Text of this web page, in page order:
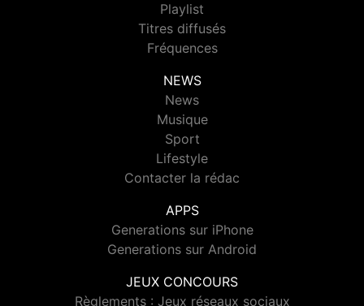
Playlist
Titres diffusés
Fréquences
NEWS
News
Musique
Sport
Lifestyle
Contacter la rédac
APPS
Generations sur iPhone
Generations sur Android
JEUX CONCOURS
Règlements : Jeux réseaux sociaux